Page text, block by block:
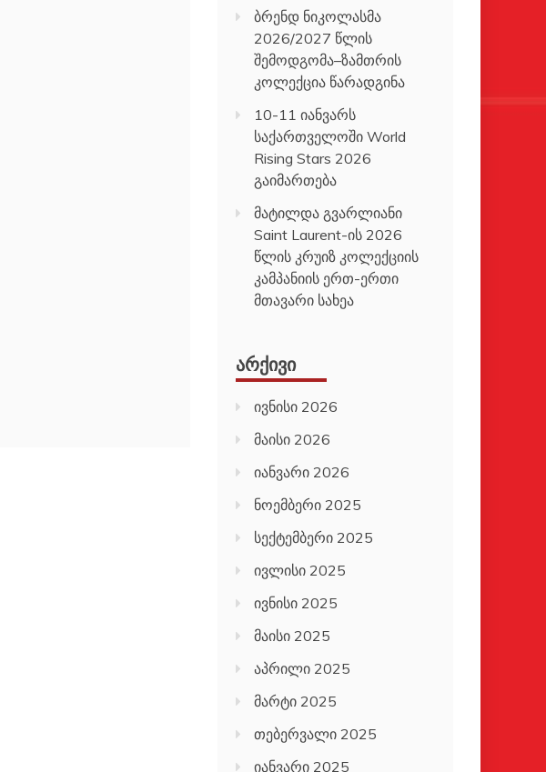
ბრენდ ნიკოლასმა
2026/2027 წლის
შემოდგომა–ზამთრის
კოლექცია წარადგინა
10-11 იანვარს
საქართველოში World
Rising Stars 2026
გაიმართება
მატილდა გვარლიანი
Saint Laurent-ის 2026
წლის კრუიზ კოლექციის
კამპანიის ერთ-ერთი
მთავარი სახეა
ᲐᲠᲥᲘᲕᲘ
ივნისი 2026
მაისი 2026
იანვარი 2026
ნოემბერი 2025
სექტემბერი 2025
ივლისი 2025
ივნისი 2025
მაისი 2025
აპრილი 2025
მარტი 2025
თებერვალი 2025
იანვარი 2025